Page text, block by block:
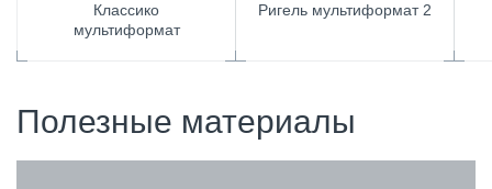
Классико
мультиформат
Ригель мультиформат 2
Полезные материалы